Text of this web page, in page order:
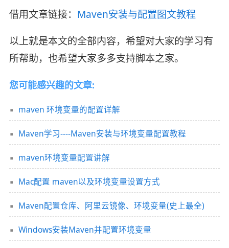
借用文章链接： Maven安装与配置图文教程
以上就是本文的全部内容，希望对大家的学习有
所帮助，也希望大家多多支持脚本之家。
您可能感兴趣的文章:
maven 环境变量的配置详解
Maven学习----Maven安装与环境变量配置教程
maven环境变量配置讲解
Mac配置 maven以及环境变量设置方式
Maven配置仓库、阿里云镜像、环境变量(史上最全)
Windows安装Maven并配置环境变量